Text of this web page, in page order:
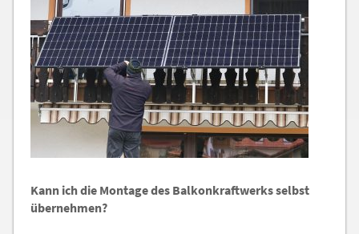
Kann ich die Montage des Balkonkraftwerks selbst
übernehmen?